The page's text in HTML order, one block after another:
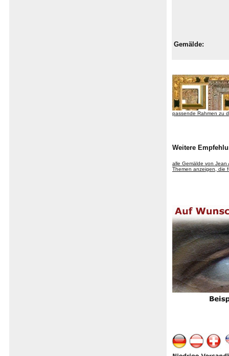
Gemälde:
passende Rahmen zu
Weitere
alle Gemälde von Jean
Themen anzeigen, die